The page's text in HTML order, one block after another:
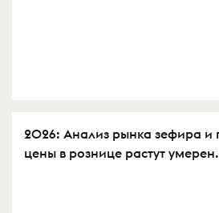
2026: Анализ рынка зефира и
цены в рознице растут